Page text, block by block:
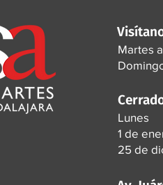
Martes
Lunes
1 de
25 de